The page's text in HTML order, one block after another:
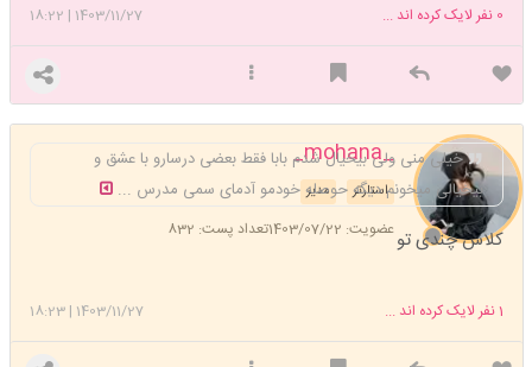
1403/11/27
|
18:22 0 نفر لایک کرده اند ...
_mohana_
مدیر استارتر
عضویت: 1403/07/22 تعداد پست: 832
خیلی منی ولی بیخیال شدم بابا فقط بعضی درسارو با عشق و
بیخیالی میخونم دیگه حوصله خودمو آدمای سمی مدرس ...
کلاس چندی تو
1403/11/27
|
18:23 1نفر لایک کرده اند ...